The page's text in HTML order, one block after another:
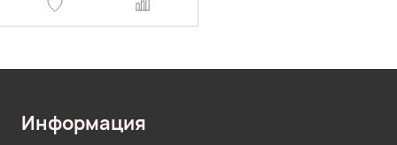
Информация